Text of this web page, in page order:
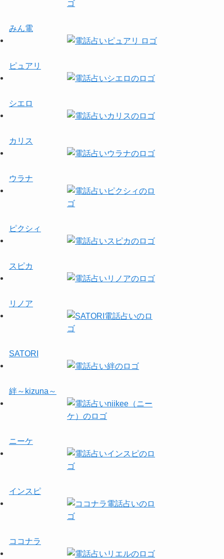
みん電
ピュアリ
シエロ
カリス
ウラナ
ピクシィ
スピカ
リノア
SATORI
絆～kizuna～
ニーケ
インスピ
ココナラ